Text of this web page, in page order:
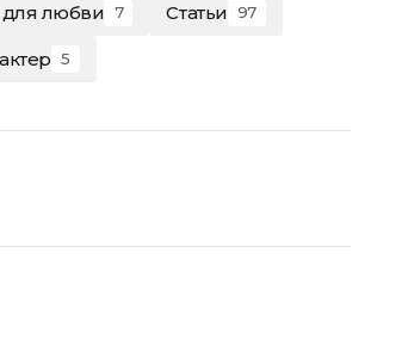
любви 7 Статьи 97
5